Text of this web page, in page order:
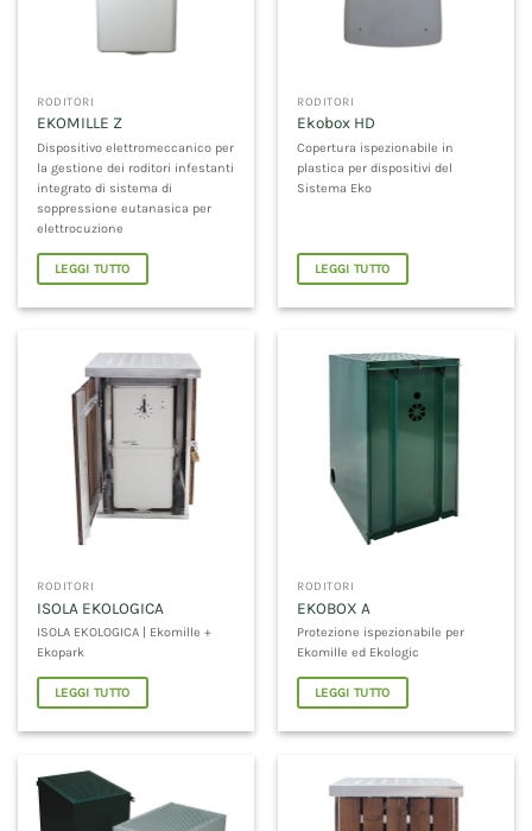
RODITORI
EKOMILLE Z
Dispositivo elettromeccanico per
la gestione dei roditori infestanti
integrato di sistema di
soppressione eutanasica per
elettrocuzione
LEGGI TUTTO
RODITORI
Ekobox HD
Copertura ispezionabile in
plastica per dispositivi del
Sistema Eko
LEGGI TUTTO
RODITORI
ISOLA EKOLOGICA
ISOLA EKOLOGICA | Ekomille +
Ekopark
LEGGI TUTTO
RODITORI
EKOBOX A
Protezione ispezionabile per
Ekomille ed Ekologic
LEGGI TUTTO